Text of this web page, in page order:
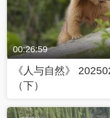
00:26:59
《人与自然》
（下）